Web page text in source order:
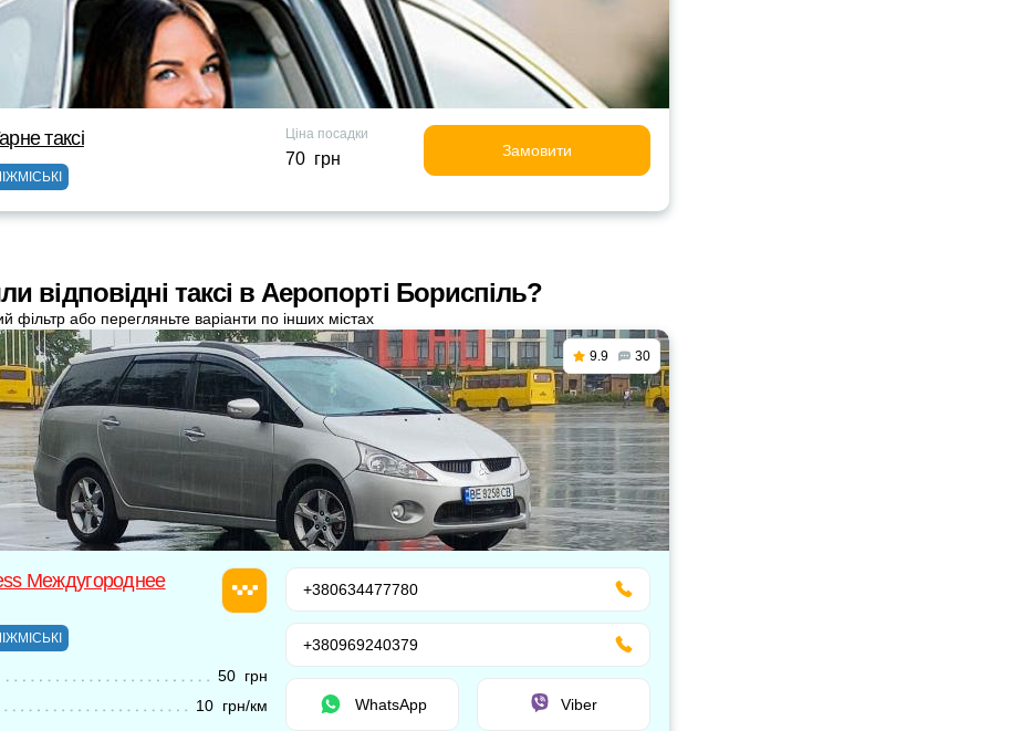
таксi Ціна посадки
70 грн Замовити
відповідні таксі в Аеропорті Бориспіль?
фільтр або перегляньте варіанти по інших містах
9.9 30
Междугороднее
50 грн
10 грн/км
+380634477780
+380969240379
WhatsApp Viber